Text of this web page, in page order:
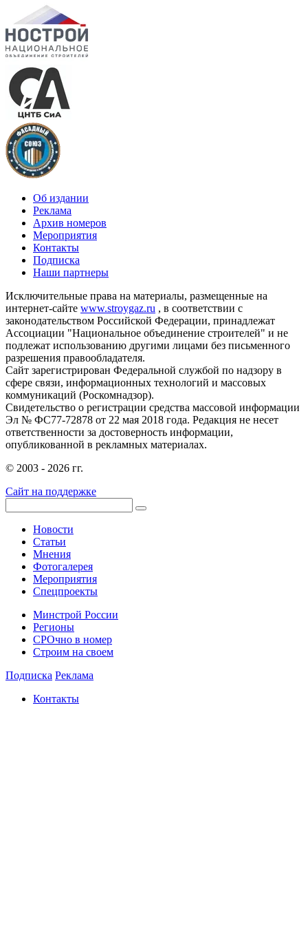
Об издании
Реклама
Архив номеров
Мероприятия
Контакты
Подписка
Наши партнеры
Исключительные права на материалы, размещенные на
интернет-сайте www.stroygaz.ru , в соответствии с
законодательством Российской Федерации, принадлежат
Ассоциации "Национальное объединение строителей" и не
подлежат использованию другими лицами без письменного
разрешения правообладателя.
Сайт зарегистрирован Федеральной службой по надзору в
сфере связи, информационных технологий и массовых
коммуникаций (Роскомнадзор).
Свидетельство о регистрации средства массовой информации
Эл № ФС77-72878 от 22 мая 2018 года. Редакция не несет
ответственности за достоверность информации,
опубликованной в рекламных материалах.
© 2003 - 2026 гг.
Сайт на поддержке
Новости
Статьи
Мнения
Фотогалерея
Мероприятия
Спецпроекты
Минстрой России
Регионы
СРОчно в номер
Строим на своем
Подписка Реклама
Контакты